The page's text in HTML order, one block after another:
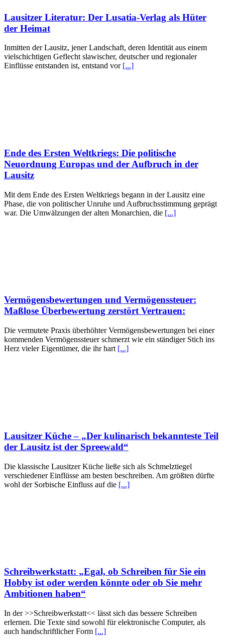
Lausitzer Literatur: Der Lusatia‑Verlag als Hüter
der Heimat
Inmitten der Lausitz, jener Landschaft, deren Identität aus einem
vielschichtigen Geflecht slawischer, deutscher und regionaler
Einflüsse entstanden ist, entstand vor [...]
Ende des Ersten Weltkriegs: Die politische
Neuordnung Europas und der Aufbruch in der
Lausitz
Mit dem Ende des Ersten Weltkriegs begann in der Lausitz eine
Phase, die von politischer Unruhe und Aufbruchsstimmung geprägt
war. Die Umwälzungen der alten Monarchien, die [...]
Vermögensbewertungen und Vermögenssteuer:
Maßlose Überbewertung zerstört Vertrauen:
Die vermutete Praxis überhöhter Vermögensbewertungen bei einer
kommenden Vermögenssteuer schmerzt wie ein ständiger Stich ins
Herz vieler Eigentümer, die ihr hart [...]
Lausitzer Küche – „Der kulinarisch bekannteste Teil
der Lausitz ist der Spreewald“
Die klassische Lausitzer Küche ließe sich als Schmelztiegel
verschiedener Einflüsse am besten beschreiben. Am größten dürfte
wohl der Sorbische Einfluss auf die [...]
Schreibwerkstatt: „Egal, ob Schreiben für Sie ein
Hobby ist oder werden könnte oder ob Sie mehr
Ambitionen haben“
In der >>Schreibwerkstatt<< lässt sich das bessere Schreiben
erlernen. Die Texte sind sowohl für elektronische Computer, als
auch handschriftlicher Form [...]